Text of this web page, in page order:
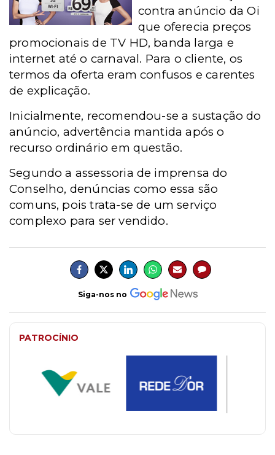
contra anúncio da Oi
que oferecia preços
promocionais de TV HD, banda larga e
internet até o carnaval. Para o cliente, os
termos da oferta eram confusos e carentes
de explicação.
Inicialmente, recomendou-se a sustação do
anúncio, advertência mantida após o
recurso ordinário em questão.
Segundo a assessoria de imprensa do
Conselho, denúncias como essa são
comuns, pois trata-se de um serviço
complexo para ser vendido.
Siga-nos no
PATROCÍNIO